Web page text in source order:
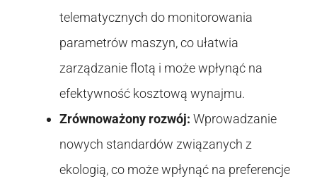
telematycznych do monitorowania
parametrów maszyn, co ułatwia
zarządzanie flotą i może wpłynąć na
efektywność kosztową wynajmu.
Zrównoważony rozwój: Wprowadzanie
nowych standardów związanych z
ekologią, co może wpłynąć na preferencje